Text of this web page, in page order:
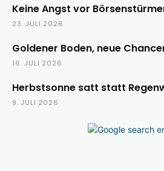
Keine Angst vor
23. JULI 2026
Goldener Boden, neue
16. JULI 2026
Herbstsonne satt statt
9. JULI 2026